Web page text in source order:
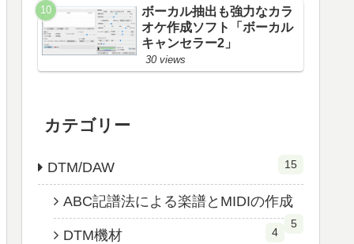
ボーカル抽出も強力なカラ
オケ作成ソフト「ボーカル
キャンセラー2」
30 views
カテゴリー
DTM/DAW 15
ABC記譜法による楽譜とMIDIの作成
5
DTM機材 4